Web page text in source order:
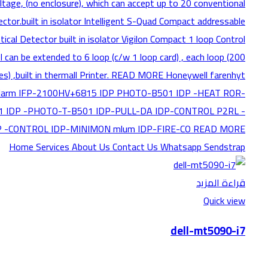
قراءة المزيد
Quick view
dell-mt5090-i7